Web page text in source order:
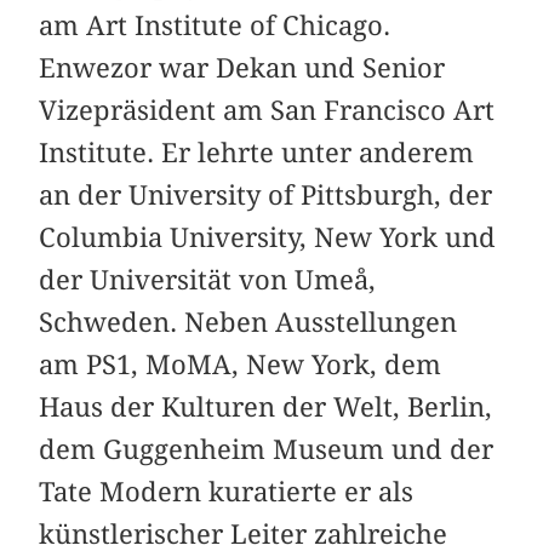
am Art Institute of Chicago.
Enwezor war Dekan und Senior
Vizepräsident am San Francisco Art
Institute. Er lehrte unter anderem
an der University of Pittsburgh, der
Columbia University, New York und
der Universität von Umeå,
Schweden. Neben Ausstellungen
am PS1, MoMA, New York, dem
Haus der Kulturen der Welt, Berlin,
dem Guggenheim Museum und der
Tate Modern kuratierte er als
künstlerischer Leiter zahlreiche